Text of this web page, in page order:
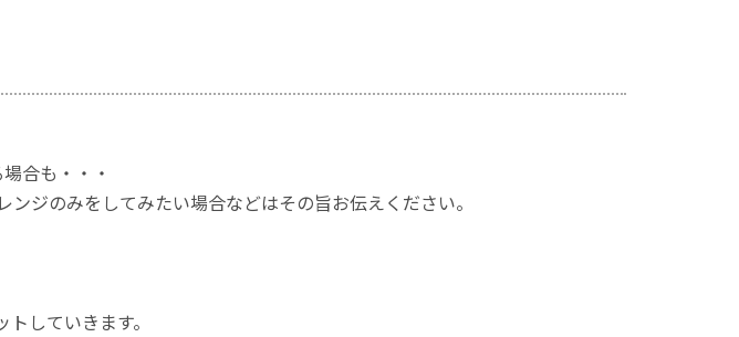
合も・・・
ジのみをしてみたい場合などはその旨お伝えください。
していきます。